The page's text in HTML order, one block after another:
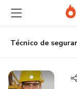
para
conteúdo
principal
para
pagamento
para
rodapé